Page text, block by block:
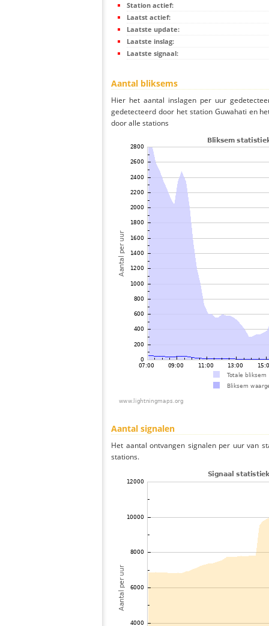
Station actief:
Laatst actief:
Laatste update:
Laatste inslag:
Laatste signaal:
Aantal bliksems
Hier het aantal inslagen per uur
gedetecteerd door het station Guwahati en
door alle stations
Aantal signalen
Het aantal ontvangen signalen per uur van
stations.